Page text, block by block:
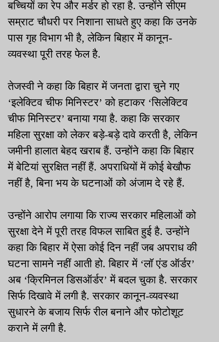
बच्चियों का रेप और मर्डर हो रहा है. उन्होंने सीएम
सम्राट चौधरी पर निशाना साधते हुए कहा कि उनके
पास गृह विभाग भी है, लेकिन बिहार में कानून-
व्यवस्था पूरी तरह फेल है.
तेजस्वी ने कहा कि बिहार में जनता द्वारा चुने गए
‘इलेक्टिव चीफ मिनिस्टर’ को हटाकर ‘सिलेक्टिव
चीफ मिनिस्टर’ बनाया गया है. कहा कि सरकार
महिला सुरक्षा को लेकर बड़े-बड़े दावे करती है, लेकिन
जमीनी हालात बेहद खराब हैं. उन्होंने कहा कि बिहार
में बेटियां सुरक्षित नहीं हैं. अपराधियों में कोई बेखौफ
नहीं है, बिना भय के घटनाओं को अंजाम दे रहे हैं.
उन्होंने आरोप लगाया कि राज्य सरकार महिलाओं को
सुरक्षा देने में पूरी तरह विफल साबित हुई है. उन्होंने
कहा कि बिहार में ऐसा कोई दिन नहीं जब अपराध की
घटना सामने नहीं आती हो. बिहार में ‘लॉ एंड ऑर्डर’
अब ‘क्रिमिनल डिसऑर्डर’ में बदल चुका है. सरकार
सिर्फ दिखावे में लगी है. सरकार कानून-व्यवस्था
सुधारने के बजाय सिर्फ रील बनाने और फोटोशूट
कराने में लगी है.